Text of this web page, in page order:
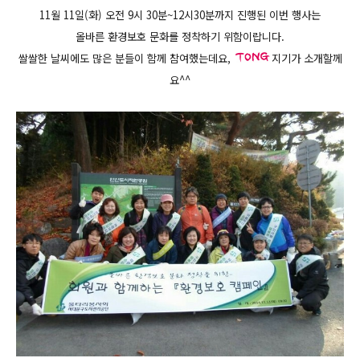
11월 11일(화) 오전 9시 30분~12시30분까지 진행된 이번 행사는
올바른 환경보호 문화를 정착하기 위함이랍니다.
쌀쌀한 날씨에도 많은 분들이 함께 참여했는데요,
지기가 소개할께
요^^